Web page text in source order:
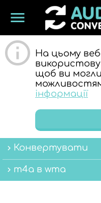
menu
АУДІО
На цьому
щоб ви
інформації
Конвертувати
m4a в wma